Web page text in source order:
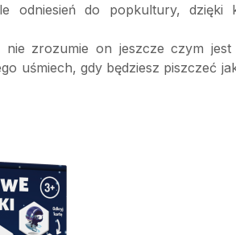
odniesień do popkultury,
nie zrozumie on jeszcze czym
uśmiech, gdy będziesz piszczeć